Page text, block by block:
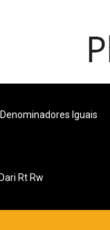
Iguais
Rt Rw